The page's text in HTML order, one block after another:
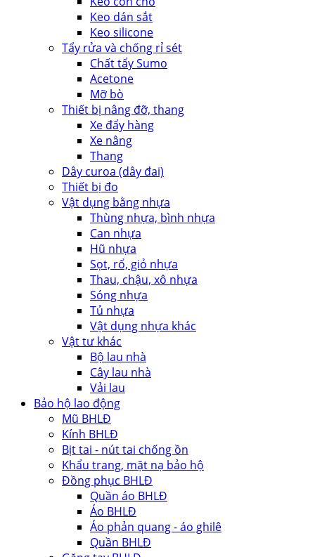
Keo dán sắt
Keo silicone
Tẩy rửa và chống rỉ sét
Chất tẩy Sumo
Acetone
Mỡ bò
Thiết bị nâng đỡ, thang
Xe đẩy hàng
Xe nâng
Thang
Dây curoa (dây đai)
Thiết bị đo
Vật dụng bằng nhựa
Thùng nhựa, bình nhựa
Can nhựa
Hũ nhựa
Sọt, rổ, giỏ nhựa
Thau, chậu, xô nhựa
Sóng nhựa
Tủ nhựa
Vật dụng nhựa khác
Vật tư khác
Bộ lau nhà
Cây lau nhà
Vải lau
Bảo hộ lao động
Mũ BHLĐ
Kính BHLĐ
Bịt tai - nút tai chống ồn
Khẩu trang, mặt nạ bảo hộ
Đồng phục BHLĐ
Quần áo BHLĐ
Áo BHLĐ
Áo phản quang - áo ghilê
Quần BHLĐ